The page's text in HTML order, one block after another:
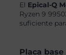
El Epical-Q
Ryzen 9
suficiente
Placa base